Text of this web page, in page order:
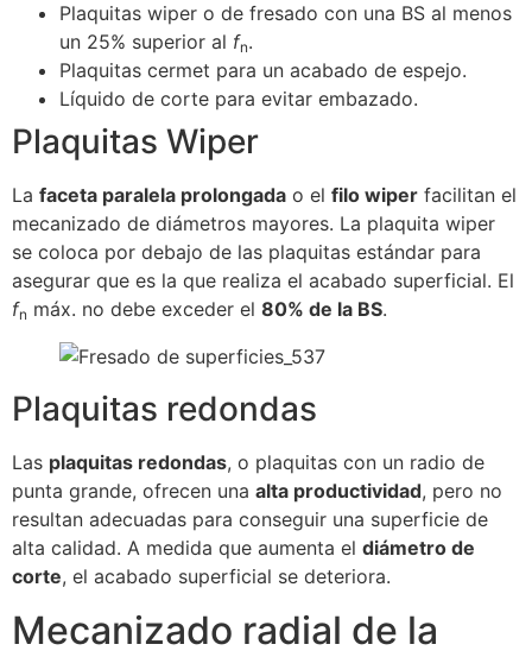
Plaquitas wiper o de fresado con una BS al menos
un 25% superior al fn.
Plaquitas cermet para un acabado de espejo.
Líquido de corte para evitar embazado.
Plaquitas Wiper
La faceta paralela prolongada o el filo wiper facilitan el
mecanizado de diámetros mayores. La plaquita wiper
se coloca por debajo de las plaquitas estándar para
asegurar que es la que realiza el acabado superficial. El
fn máx. no debe exceder el 80% de la BS.
Plaquitas redondas
Las plaquitas redondas, o plaquitas con un radio de
punta grande, ofrecen una alta productividad, pero no
resultan adecuadas para conseguir una superficie de
alta calidad. A medida que aumenta el diámetro de
corte, el acabado superficial se deteriora.
Mecanizado radial de la